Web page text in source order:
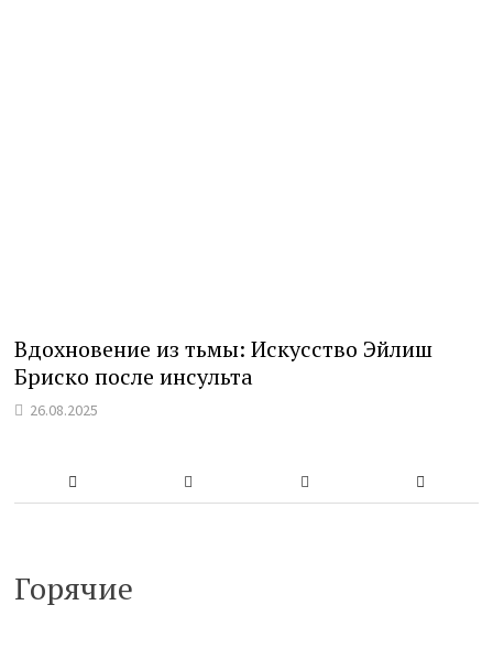
Вдохновение из тьмы: Искусство Эйлиш
Бриско после инсульта
26.08.2025
Горячие